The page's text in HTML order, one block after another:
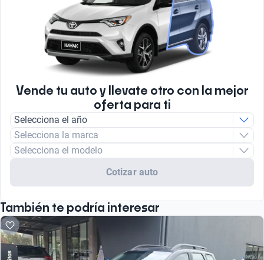
Vende tu auto y llevate otro con la mejor
oferta para ti
Selecciona el año
Selecciona la marca
Selecciona el modelo
Cotizar auto
También te podría interesar